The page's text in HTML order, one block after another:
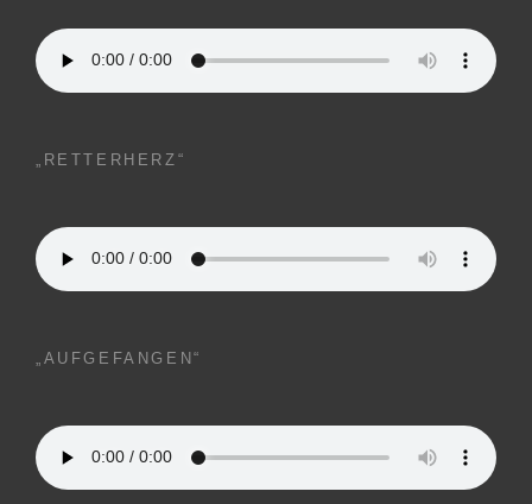
„RETTERHERZ“
„AUFGEFANGEN“